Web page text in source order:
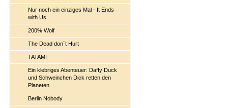
Nur noch ein einziges Mal - It Ends
with Us
200% Wolf
The Dead don´t Hurt
TATAMI
Ein klebriges Abenteuer: Daffy Duck
und Schweinchen Dick retten den
Planeten
Berlin Nobody